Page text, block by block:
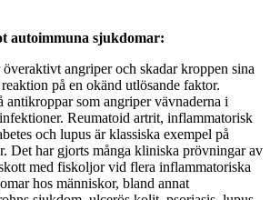
autoimmuna sjukdomar:
angriper och skadar kroppen sina
på en okänd utlösande faktor.
antikroppar som angriper vävnaderna i
Reumatoid artrit, inflammatorisk
och lupus är klassiska exempel på
Det har gjorts många kliniska prövningar av
med fiskoljor vid flera inflammatoriska
hos människor, bland annat